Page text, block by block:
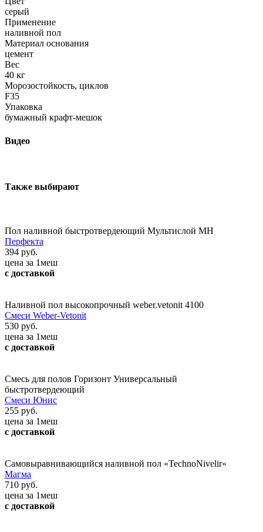
серый
Применение
наливной пол
Материал основания
цемент
Вес
40 кг
Морозостойкость, циклов
F35
Упаковка
бумажный крафт-мешок
Видео
Также выбирают
Пол наливной быстротвердеющий Мультислой МН
Перфекта
394 руб.
цена за 1меш
с доставкой
Наливной пол высокопрочный weber.vetonit 4100
Смеси Weber-Vetonit
530 руб.
цена за 1меш
с доставкой
Смесь для полов Горизонт Универсальный
быстротвердеющий
Смеси Юнис
255 руб.
цена за 1меш
с доставкой
Самовыравнивающийся наливной пол «TechnoNivelir»
Магма
710 руб.
цена за 1меш
с доставкой